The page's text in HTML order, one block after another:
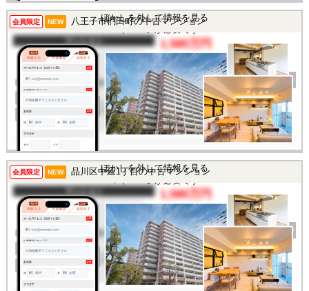
会員限定 NEW 八王子市椚田町の中古マンション
マンション 1,580万円
間取り
1LDK
完成年
1973年
建物面積 55.12㎡
土地面積 -
所在地 東京都八王子市椚田町
交通 /
この物件を見るには
ぼかしを外して情報を見る
会員限定 NEW 品川区中延1丁目の中古マンション
マンション 1,580万円
間取り 2K
完成年
1970年
建物面積 27.64㎡
土地面積 -
所在地 東京都品川区中延1丁目
交通 /
この物件を見るには
ぼかしを外して情報を見る